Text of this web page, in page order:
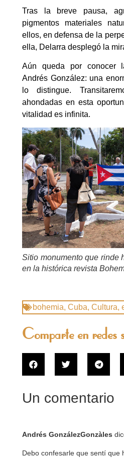
Tras la breve pausa,
pigmentos materiales
ellos, en defensa de la
ella, Delarra desplegó la
Aún queda por conocer
Andrés González: una
lo distingue.
ahondadas en esta
vitalidad es infinita.
Sitio monumento que rinde
en la histórica revista
bohemia, Cuba, Cultura,
Comparte en redes
Un comentario
Andrés GonzálezGonzàles
Debo confesarle que sentí que